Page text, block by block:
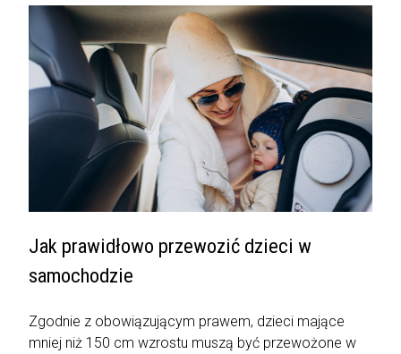
Jak prawidłowo przewozić dzieci w
samochodzie
Zgodnie z obowiązującym prawem, dzieci mające
mniej niż 150 cm wzrostu muszą być przewożone w